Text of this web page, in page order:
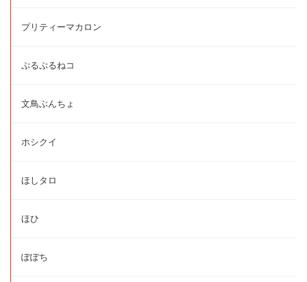
プリティーマカロン
ぷるぷるねコ
文鳥ぶんちょ
ホシクイ
ほしタロ
ほひ
ぽぽち